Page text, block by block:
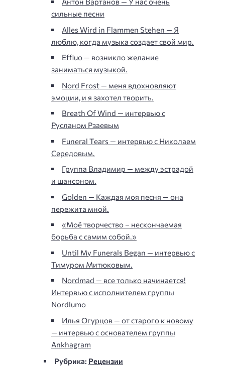
сильные песни
Alles Wird in Flammen Stehen — Я
люблю, когда музыка создает свой мир.
Effluo — возникло желание
заниматься музыкой.
Nord Frost — меня вдохновляют
эмоции, и я захотел творить.
Breath Of Wind — интервью с
Русланом Рзаевым
Funeral Tears — интервью с Николаем
Середовым.
Группа Владимир — между эстрадой
и шансоном.
Golden — Каждая моя песня — она
пережита мной.
«Моё творчество – нескончаемая
борьба с самим собой.»
Until My Funerals Began — интервью с
Тимуром Митюковым.
Nordmad — все только начинается!
Интервью с исполнителем группы
Nordlumo
Илья Огурцов — от старого к новому
— интервью с основателем группы
Ankhagram
Рубрика: Рецензии